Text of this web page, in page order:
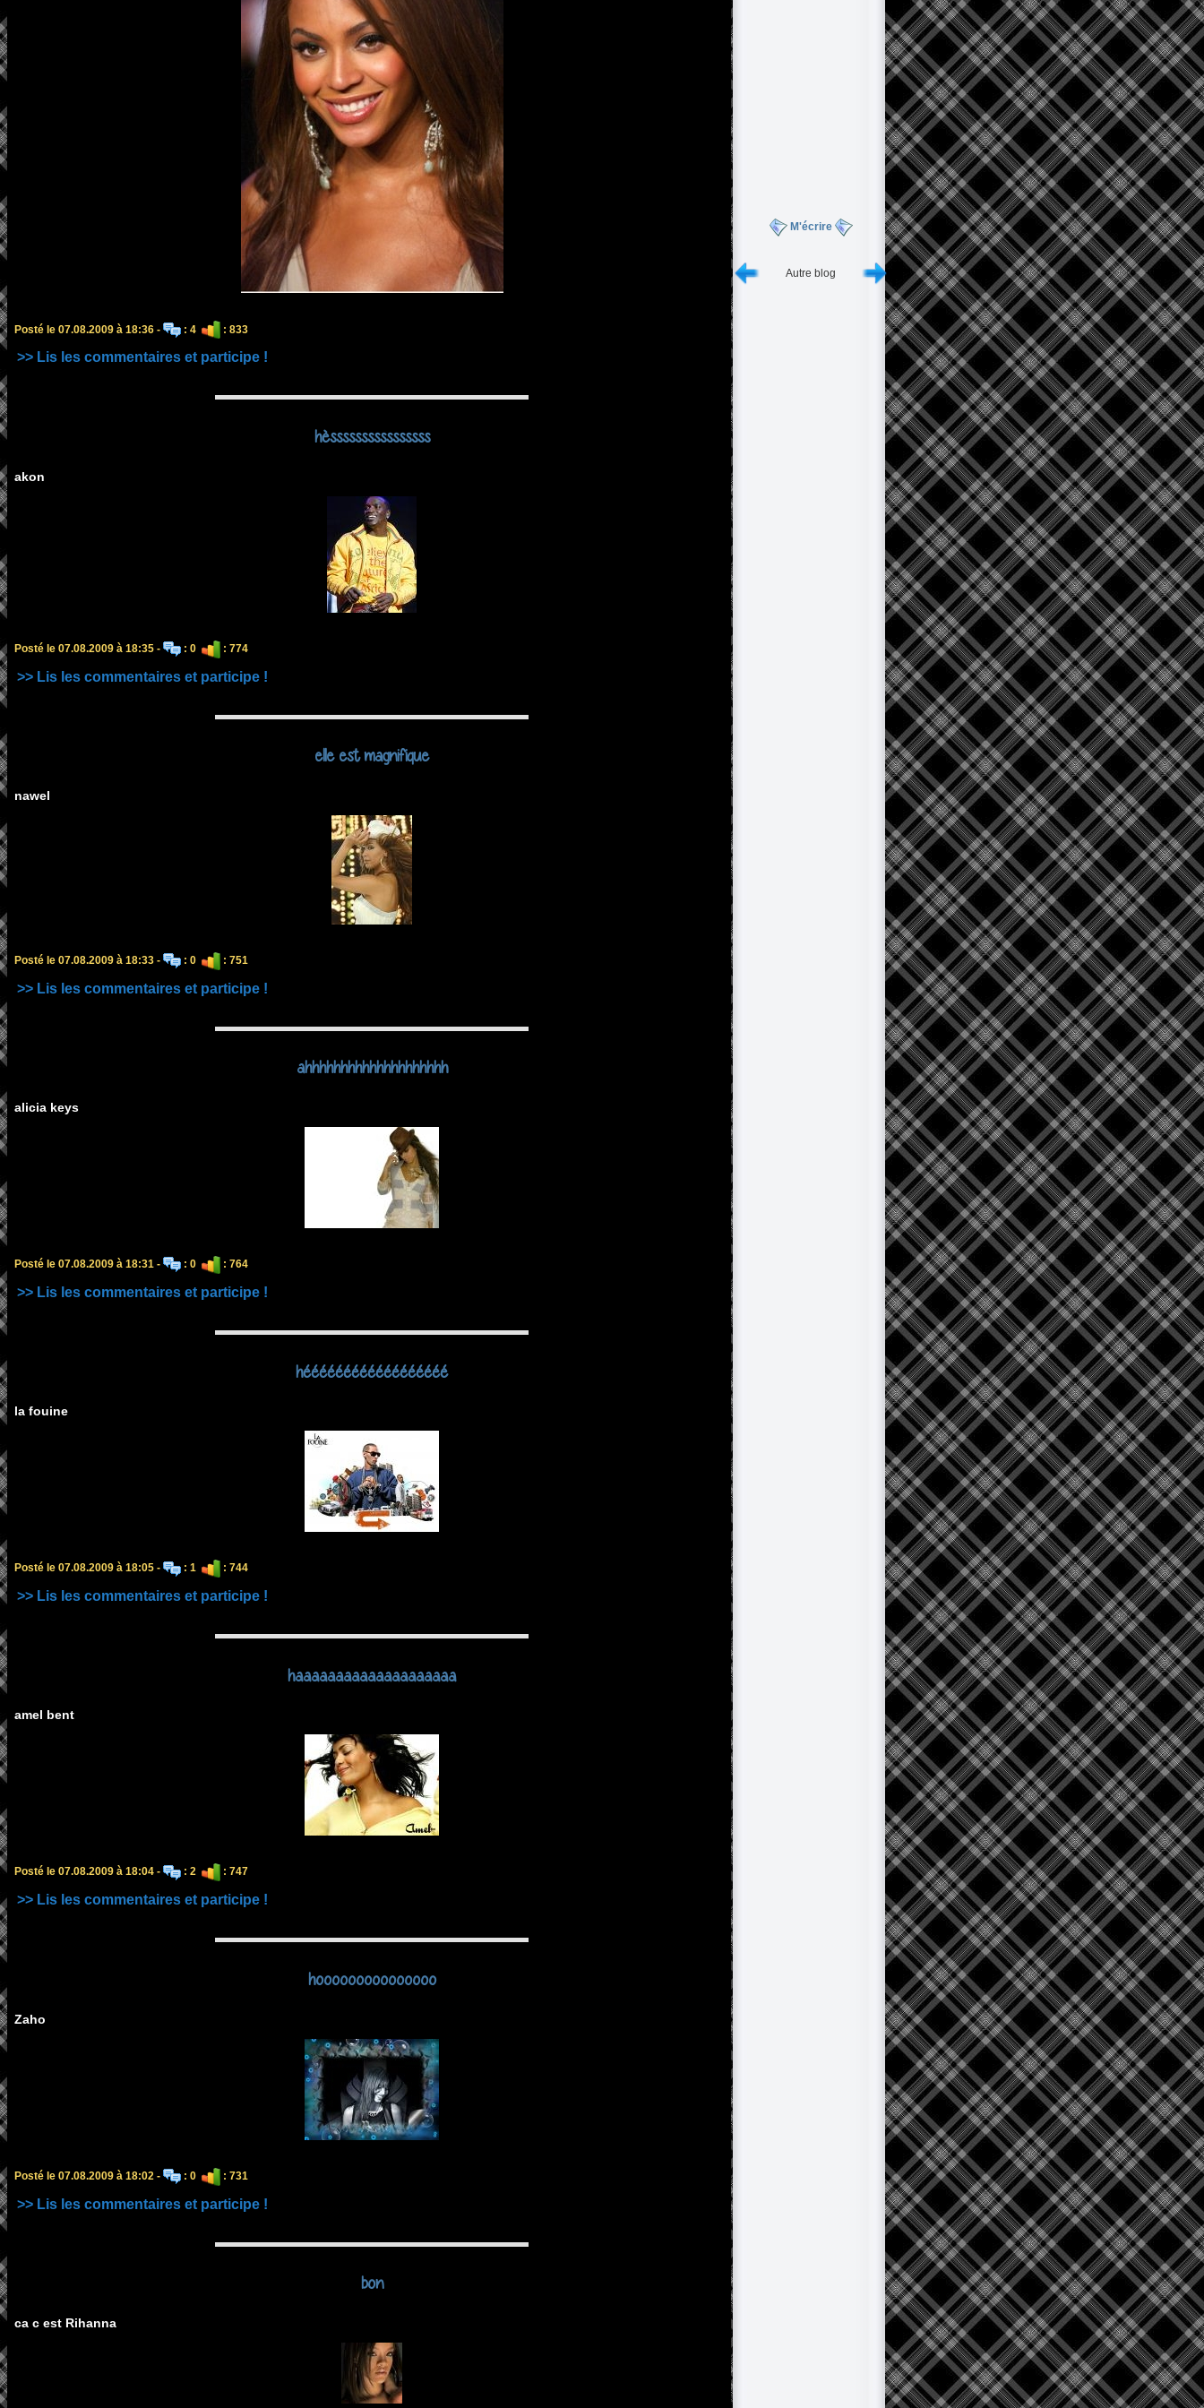
Posté le 07.08.2009 à 18:36 - : 4 : 833
>> Lis les commentaires et participe !
hèssssssssssssssss
akon
Posté le 07.08.2009 à 18:35 - : 0 : 774
>> Lis les commentaires et participe !
elle est magnifique
nawel
Posté le 07.08.2009 à 18:33 - : 0 : 751
>> Lis les commentaires et participe !
ahhhhhhhhhhhhhhhhhhhh
alicia keys
Posté le 07.08.2009 à 18:31 - : 0 : 764
>> Lis les commentaires et participe !
héééééééééééééééééé
la fouine
Posté le 07.08.2009 à 18:05 - : 1 : 744
>> Lis les commentaires et participe !
haaaaaaaaaaaaaaaaaaaa
amel bent
Posté le 07.08.2009 à 18:04 - : 2 : 747
>> Lis les commentaires et participe !
hooooooooooooooo
Zaho
Posté le 07.08.2009 à 18:02 - : 0 : 731
>> Lis les commentaires et participe !
bon
ca c est Rihanna
M'écrire
Autre blog